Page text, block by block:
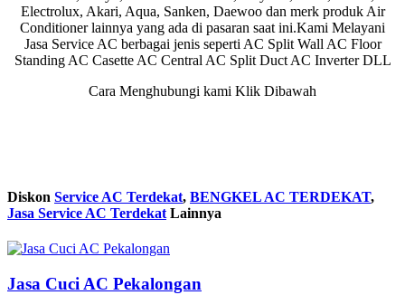
Electrolux, Akari, Aqua, Sanken, Daewoo dan merk produk Air
Conditioner lainnya yang ada di pasaran saat ini.Kami Melayani
Jasa Service AC berbagai jenis seperti AC Split Wall AC Floor
Standing AC Casette AC Central AC Split Duct AC Inverter DLL
Cara Menghubungi kami Klik Dibawah
Diskon Service AC Terdekat, BENGKEL AC TERDEKAT,
Jasa Service AC Terdekat Lainnya
Jasa Cuci AC Pekalongan